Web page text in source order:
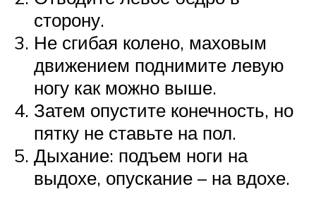
сторону.
Не сгибая колено, маховым
движением поднимите левую
ногу как можно выше.
Затем опустите конечность, но
пятку не ставьте на пол.
Дыхание: подъем ноги на
выдохе, опускание – на вдохе.